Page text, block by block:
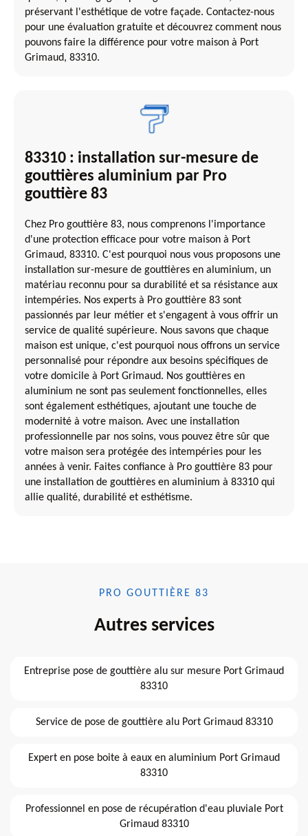
préservant l'esthétique de votre façade. Contactez-nous
pour une évaluation gratuite et découvrez comment nous
pouvons faire la différence pour votre maison à Port
Grimaud, 83310.
83310 : installation sur-mesure de
gouttières aluminium par Pro
gouttière 83
Chez Pro gouttière 83, nous comprenons l'importance
d'une protection efficace pour votre maison à Port
Grimaud, 83310. C'est pourquoi nous vous proposons une
installation sur-mesure de gouttières en aluminium, un
matériau reconnu pour sa durabilité et sa résistance aux
intempéries. Nos experts à Pro gouttière 83 sont
passionnés par leur métier et s'engagent à vous offrir un
service de qualité supérieure. Nous savons que chaque
maison est unique, c'est pourquoi nous offrons un service
personnalisé pour répondre aux besoins spécifiques de
votre domicile à Port Grimaud. Nos gouttières en
aluminium ne sont pas seulement fonctionnelles, elles
sont également esthétiques, ajoutant une touche de
modernité à votre maison. Avec une installation
professionnelle par nos soins, vous pouvez être sûr que
votre maison sera protégée des intempéries pour les
années à venir. Faites confiance à Pro gouttière 83 pour
une installation de gouttières en aluminium à 83310 qui
allie qualité, durabilité et esthétisme.
PRO GOUTTIÈRE 83
Autres services
Entreprise pose de gouttière alu sur mesure Port Grimaud
83310
Service de pose de gouttière alu Port Grimaud 83310
Expert en pose boite à eaux en aluminium Port Grimaud
83310
Professionnel en pose de récupération d'eau pluviale Port
Grimaud 83310